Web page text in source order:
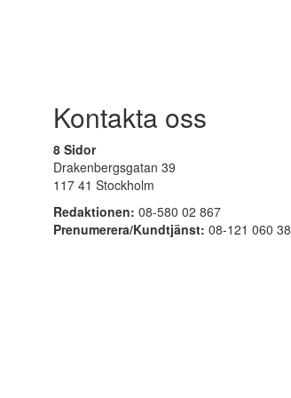
Kontakta oss
8 Sidor
Drakenbergsgatan 39
117 41 Stockholm
Redaktionen: 08-580 02 867
Prenumerera/Kundtjänst: 08-121 060 38